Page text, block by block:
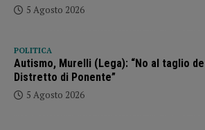
5 Agosto 2026
POLITICA
Autismo, Murelli (Lega): “No al taglio
Distretto di Ponente”
5 Agosto 2026